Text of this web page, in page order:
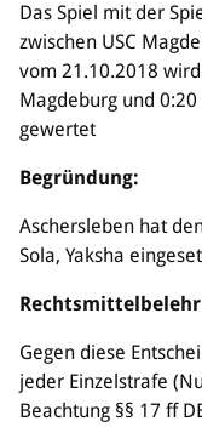
Ehrenamt im BVSA
Sportorganisation
Spielbetrieb
Digitaler Spielberichtsbogen
Regelwerk
Leistungssport
Ausrichtung
Das Spiel mit der
zwischen USC
vom 21.10.2018
Magdeburg und
gewertet
Begründung:
Aschersleben hat
Sola, Yaksha
Gegen diese
jeder Einzelstrafe
Beachtung §§ 17 ff